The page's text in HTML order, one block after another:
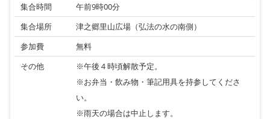
集合時間
午前9時00分
集合場所
津之郷里山広場（弘法の水の南側）
参加費
無料
その他
※午後４時頃解散予定。
※お弁当・飲み物・筆記用具を持参してくださ
い。
※雨天の場合は中止します。